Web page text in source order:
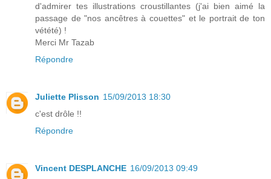
d'admirer tes illustrations croustillantes (j'ai bien aimé la
passage de "nos ancêtres à couettes" et le portrait de ton
vétété) !
Merci Mr Tazab
Répondre
Juliette Plisson 15/09/2013 18:30
c'est drôle !!
Répondre
Vincent DESPLANCHE 16/09/2013 09:49